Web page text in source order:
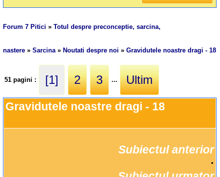
Forum 7 Pitici »Totul despre preconceptie, sarcina,
nastere »Sarcina» Noutati despre noi »Gravidutele noastre dragi - 18
51 pagini : [1] 2 3 ... Ultim
Gravidutele noastre dragi - 18
Subiectul anterior